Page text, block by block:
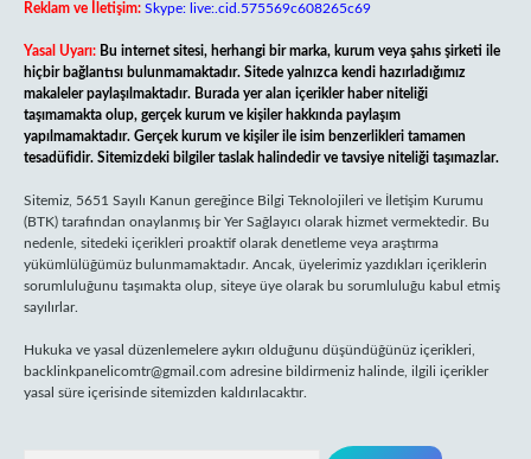
Reklam ve İletişim: Skype: live:.cid.575569c608265c69
Yasal Uyarı: Bu internet sitesi, herhangi bir marka, kurum veya şahıs şirketi ile
hiçbir bağlantısı bulunmamaktadır. Sitede yalnızca kendi hazırladığımız
makaleler paylaşılmaktadır. Burada yer alan içerikler haber niteliği
taşımamakta olup, gerçek kurum ve kişiler hakkında paylaşım
yapılmamaktadır. Gerçek kurum ve kişiler ile isim benzerlikleri tamamen
tesadüfidir. Sitemizdeki bilgiler taslak halindedir ve tavsiye niteliği taşımazlar.
Sitemiz, 5651 Sayılı Kanun gereğince Bilgi Teknolojileri ve İletişim Kurumu
(BTK) tarafından onaylanmış bir Yer Sağlayıcı olarak hizmet vermektedir. Bu
nedenle, sitedeki içerikleri proaktif olarak denetleme veya araştırma
yükümlülüğümüz bulunmamaktadır. Ancak, üyelerimiz yazdıkları içeriklerin
sorumluluğunu taşımakta olup, siteye üye olarak bu sorumluluğu kabul etmiş
sayılırlar.
Hukuka ve yasal düzenlemelere aykırı olduğunu düşündüğünüz içerikleri,
backlinkpanelicomtr@gmail.com adresine bildirmeniz halinde, ilgili içerikler
yasal süre içerisinde sitemizden kaldırılacaktır.